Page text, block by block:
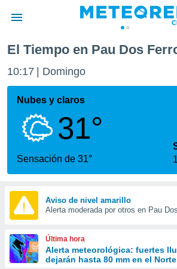
de
por
que se
calidad.
a este
las
y
forma
digital
basada
El Tiempo en Pau Dos
10:17 Domingo
Nubes y claros
31°
Sensación de 31°
Aviso de nivel amarillo
Alerta moderada por otros en Pau
Última hora
Alerta meteorológica: fuertes
dejarán hasta 80 mm en el Norte